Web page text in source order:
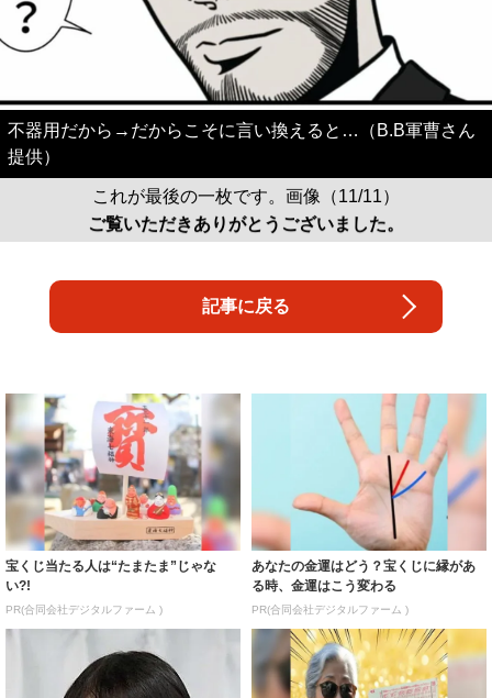
不器用だから→だからこそに言い換えると…（B.B軍曹さん
提供）
これが最後の一枚です。画像（11/11）
ご覧いただきありがとうございました。
記事に戻る
宝くじ当たる人は“たまたま”じゃな
い?!
PR(合同会社デジタルファーム )
あなたの金運はどう？宝くじに縁があ
る時、金運はこう変わる
PR(合同会社デジタルファーム )